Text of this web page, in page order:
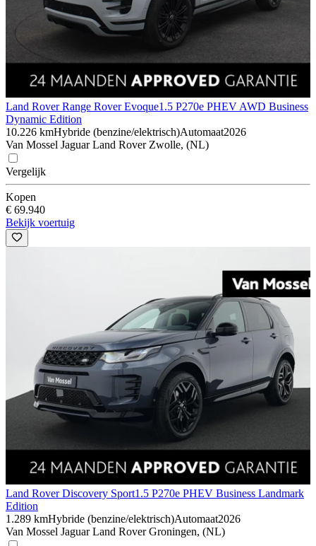
Land Rover Range Rover Evoque1.5 P270e PHEV AWD Business
Dynamic Edition
10.226 kmHybride (benzine/elektrisch)Automaat2026
Van Mossel Jaguar Land Rover Zwolle, (NL)
Vergelijk
Kopen
€ 69.940
Bekijk voertuig
Land Rover Discovery Sport1.5 P270e PHEV Business Landmark
Edition
1.289 kmHybride (benzine/elektrisch)Automaat2026
Van Mossel Jaguar Land Rover Groningen, (NL)